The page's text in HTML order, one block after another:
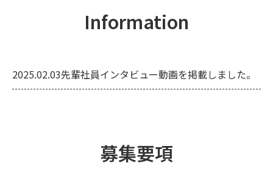
Information
2025.02.03先輩社員インタビュー動画を掲載しました。
募集要項